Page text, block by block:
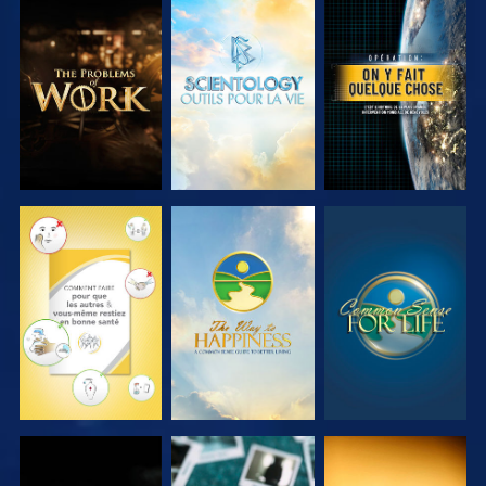
DÉCOUVRIR
LES SÉRIES
DÉCOUVRIR
LES SÉRIES
REGARDER
REGARDER REGARDER REGARDER